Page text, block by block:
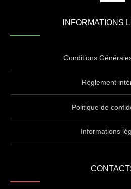
INFORMATIONS
Conditions
Règlement
Politique de
Informations